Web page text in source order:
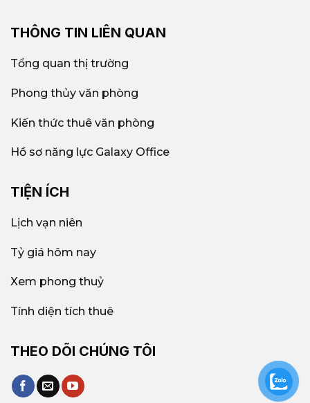
THÔNG TIN LIÊN QUAN
Tổng quan thị trường
Phong thủy văn phòng
Kiến thức thuê văn phòng
Hồ sơ năng lực Galaxy Office
TIỆN ÍCH
Lịch vạn niên
Tỷ giá hôm nay
Xem phong thuỷ
Tính diện tích thuê
THEO DÕI CHÚNG TÔI